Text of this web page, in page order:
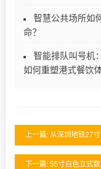
智慧公共场所如
命？
智能排队叫号机
如何重塑港式餐饮体
上一篇: 从深圳地铁27
下一篇: 55寸白色立式